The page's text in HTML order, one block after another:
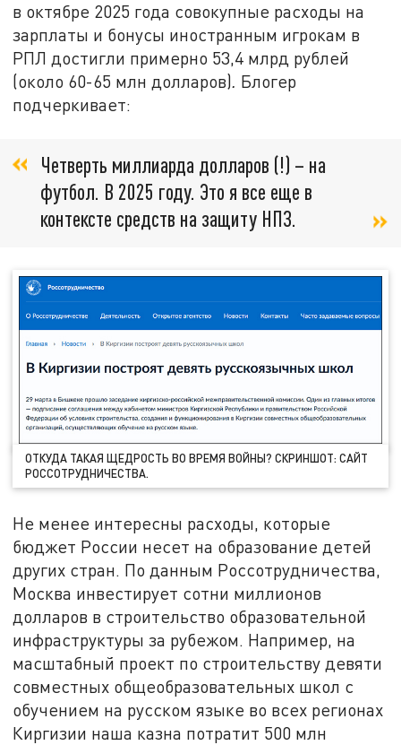
в октябре 2025 года совокупные расходы на
зарплаты и бонусы иностранным игрокам в
РПЛ достигли примерно 53,4 млрд рублей
(около 60-65 млн долларов) Блогер
подчеркивает:
Четверть миллиарда долларов (!) – на
футбол. В 2025 году. Это я все еще в
контексте средств на защиту НПЗ.
ОТКУДА ТАКАЯ ЩЕДРОСТЬ ВО ВРЕМЯ ВОЙНЫ? СКРИНШОТ: САЙТ
РОССОТРУДНИЧЕСТВА.
Не менее интересны расходы, которые
бюджет России несет на образование детей
других стран. По данным Россотрудничества,
Москва инвестирует сотни миллионов
долларов в строительство образовательной
инфраструктуры за рубежом. Например, на
масштабный проект по строительству девяти
совместных общеобразовательных школ с
обучением на русском языке во всех регионах
Киргизии наша казна потратит 500 млн